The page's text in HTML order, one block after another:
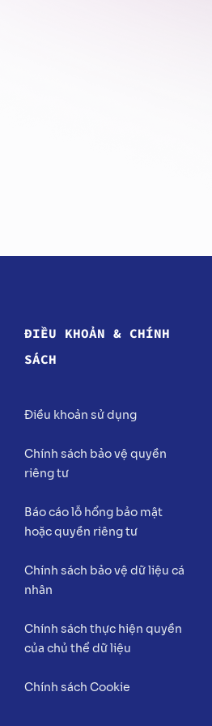
ĐIỀU KHOẢN & CHÍNH
SÁCH
Điều khoản sử dụng
Chính sách bảo vệ quyền
riêng tư
Báo cáo lỗ hổng bảo mật
hoặc quyền riêng tư
Chính sách bảo vệ dữ liệu cá
nhân
Chính sách thực hiện quyền
của chủ thể dữ liệu
Chính sách Cookie